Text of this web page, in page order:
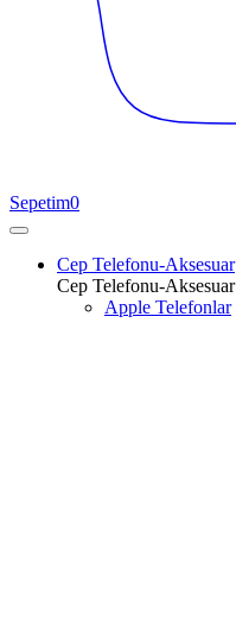
Sepetim0
Cep Telefonu-Aksesuar
Cep Telefonu-Aksesuar
Apple Telefonlar